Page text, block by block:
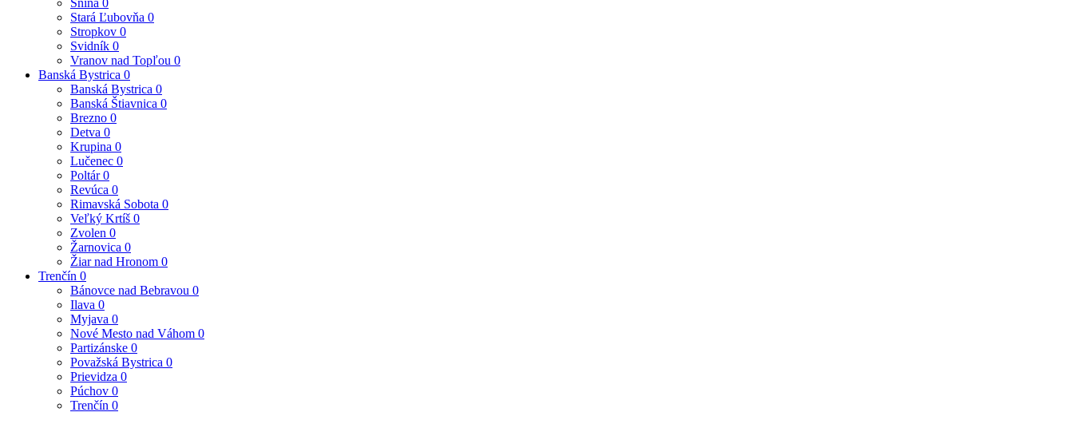
Snina 0
Stará Ľubovňa 0
Stropkov 0
Svidník 0
Vranov nad Topľou 0
Banská Bystrica 0
Banská Bystrica 0
Banská Štiavnica 0
Brezno 0
Detva 0
Krupina 0
Lučenec 0
Poltár0
Revúca 0
Rimavská Sobota 0
Veľký Krtíš 0
Zvolen 0
Žarnovica 0
Žiar nad Hronom 0
Trenčín 0
Bánovce nad Bebravou 0
Ilava 0
Myjava 0
Nové Mesto nad Váhom 0
Partizánske 0
Považská Bystrica 0
Prievidza 0
Púchov 0
Trenčín 0